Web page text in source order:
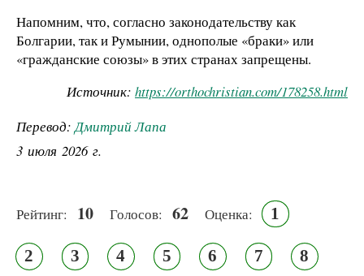
Напомним, что, согласно законодательству как
Болгарии, так и Румынии, однополые «браки» или
«гражданские союзы» в этих странах запрещены.
Источник: https://orthochristian.com/178258.html
Перевод:Дмитрий Лапа
3 июля 2026 г.
Рейтинг: 10 Голосов: 62 Оценка: 1
2 3 4 5 6 7 8